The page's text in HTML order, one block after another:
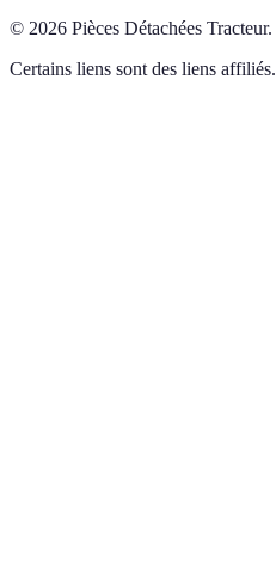
© 2026 Pièces Détachées Tracteur.
Certains liens sont des liens affiliés.